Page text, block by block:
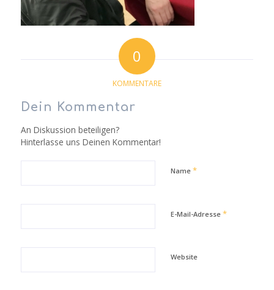
0
KOMMENTARE
Dein Kommentar
An Diskussion beteiligen?
Hinterlasse uns Deinen Kommentar!
Name *
E-Mail-Adresse *
Website